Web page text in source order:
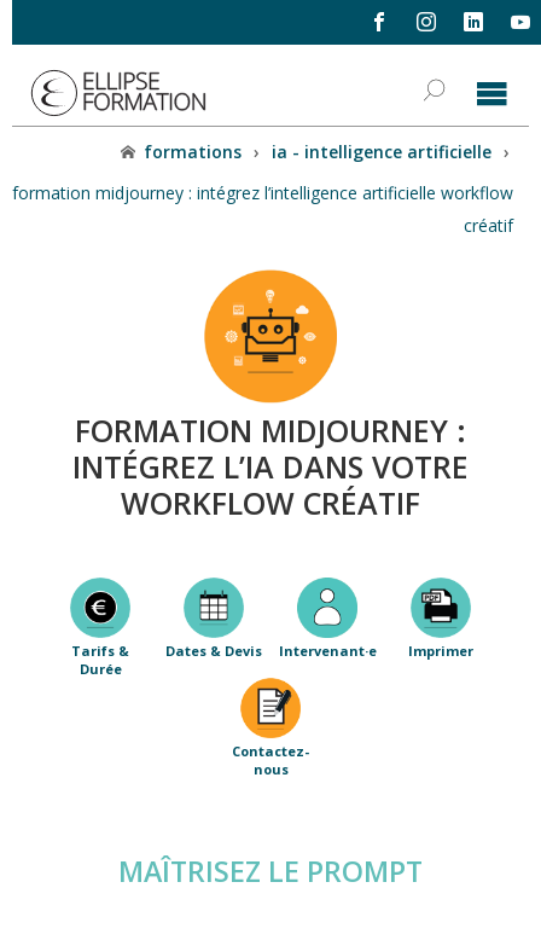
formations › ia - intelligence artificielle ›
formation midjourney : intégrez l’intelligence artificielle workflow
créatif
FORMATION MIDJOURNEY :
INTÉGREZ L’IA DANS VOTRE
WORKFLOW CRÉATIF
Tarifs &
Durée
Dates & Devis Intervenant·e Imprimer
Contactez-
nous
MAÎTRISEZ LE PROMPT